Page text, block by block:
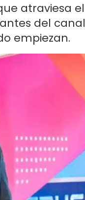
atraviesa
del
empiezan.